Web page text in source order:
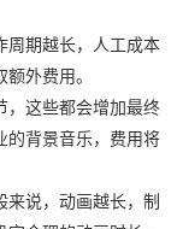
周期越长，人工成本
外费用。
，这些都会增加最终
的背景音乐，费用将
说，动画越长，制